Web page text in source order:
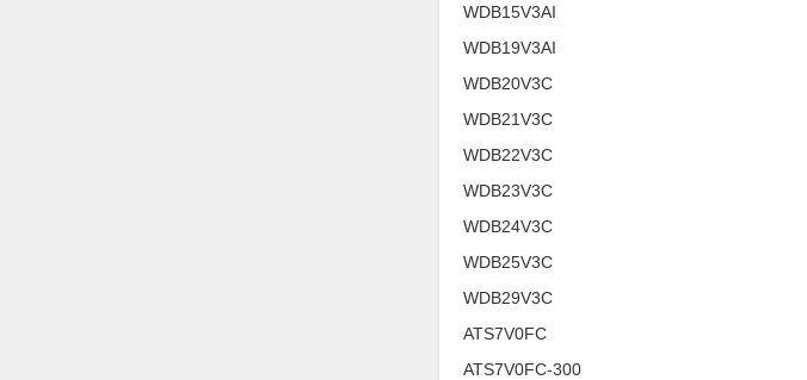
WDB15V3AI
WDB19V3AI
WDB20V3C
WDB21V3C
WDB22V3C
WDB23V3C
WDB24V3C
WDB25V3C
WDB29V3C
ATS7V0FC
ATS7V0FC-300